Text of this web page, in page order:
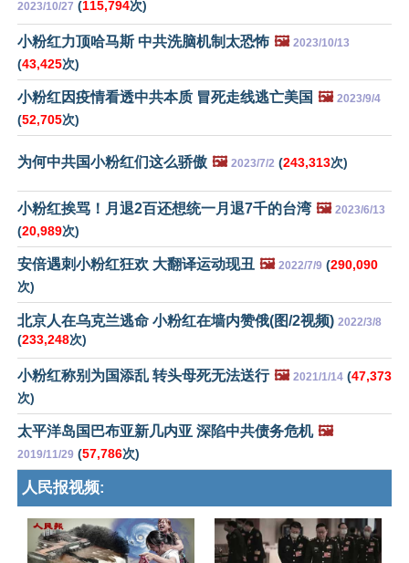
2023/10/27 (115,794次)
小粉红力顶哈马斯 中共洗脑机制太恐怖 🖼️ 2023/10/13
(43,425次)
小粉红因疫情看透中共本质 冒死走线逃亡美国 🖼️ 2023/9/4
(52,705次)
为何中共国小粉红们这么骄傲 🖼️ 2023/7/2 (243,313次)
小粉红挨骂！月退2百还想统一月退7千的台湾 🖼️ 2023/6/13
(20,989次)
安倍遇刺小粉红狂欢 大翻译运动现丑 🖼️ 2022/7/9 (290,090
次)
北京人在乌克兰逃命 小粉红在墙内赞俄(图/2视频) 2022/3/8
(233,248次)
小粉红称别为国添乱 转头母死无法送行 🖼️ 2021/1/14 (47,373
次)
太平洋岛国巴布亚新几内亚 深陷中共债务危机 🖼️
2019/11/29 (57,786次)
人民报视频: